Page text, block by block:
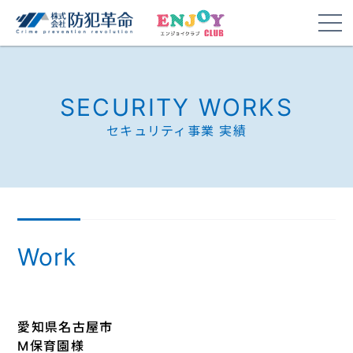
SECURITY WORKS
セキュリティ事業 実績
Work
愛知県名古屋市
M保育園様